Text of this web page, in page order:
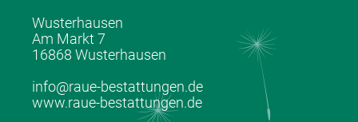
Wusterhausen
Am Markt 7
16868 Wusterhausen
info@raue-bestattungen.de
www.raue-bestattungen.de